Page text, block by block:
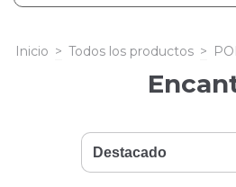
Inicio > Todos los productos >